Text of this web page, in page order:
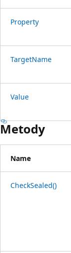
Property
TargetName
Value
Metody
Name
CheckSealed()